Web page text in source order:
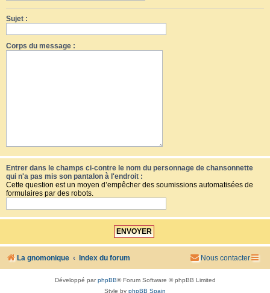
Sujet :
Corps du message :
Entrer dans le champs ci-contre le nom du personnage de chansonnette
qui n'a pas mis son pantalon à l'endroit :
Cette question est un moyen d’empêcher des soumissions automatisées de
formulaires par des robots.
La gnomonique Index du forum Nous contacter
Développé parphpBB® Forum Software © phpBB Limited
Style by phpBB Spain